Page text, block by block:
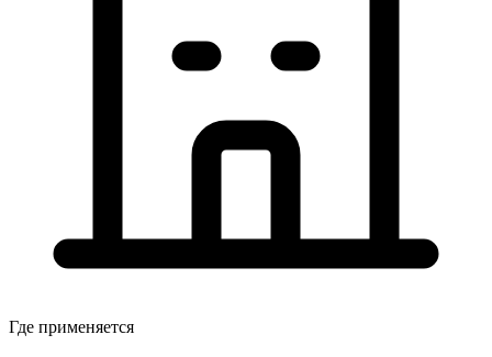
Где применяется